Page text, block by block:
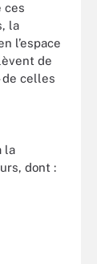
ces
la
l’espace
de
de celles
la
dont :